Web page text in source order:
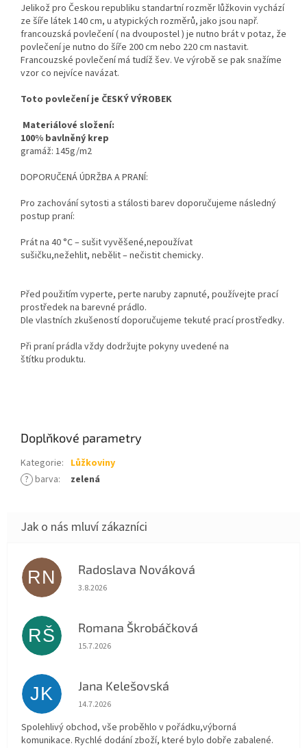
Jelikož pro Českou republiku standartní rozměr lůžkovin vychází
ze šíře látek 140 cm, u atypických rozměrů, jako jsou např.
francouzská povlečení ( na dvoupostel ) je nutno brát v potaz, že
povlečení je nutno do šíře 200 cm nebo 220 cm nastavit.
Francouzské povlečení má tudíž šev. Ve výrobě se pak snažíme
vzor co nejvíce navázat.
Toto povlečení je ČESKÝ VÝROBEK
Materiálové složení:
100% bavlněný krep
gramáž: 145g/m2
DOPORUČENÁ ÚDRŽBA A PRANÍ:
Pro zachování sytosti a stálosti barev doporučujeme následný
postup praní:
Prát na 40 °C – sušit vyvěšené,nepoužívat
sušičku,nežehlit, nebělit – nečistit chemicky.
Před použitím vyperte, perte naruby zapnuté, používejte prací
prostředek na barevné prádlo.
Dle vlastních zkušeností doporučujeme tekuté prací prostředky.
Při praní prádla vždy dodržujte pokyny uvedené na
štítku produktu.
Doplňkové parametry
Kategorie: Lůžkoviny
? barva: zelená
RN Radoslava Nováková
Hodnocení obchodu je 5 z 5 hvězdiček.
3.8.2026
RŠ Romana Škrobáčková
Hodnocení obchodu je 5 z 5 hvězdiček.
15.7.2026
JK Jana Kelešovská
Hodnocení obchodu je 5 z 5 hvězdiček.
14.7.2026
Spolehlivý obchod, vše proběhlo v pořádku,výborná
komunikace. Rychlé dodání zboží, které bylo dobře zabalené.